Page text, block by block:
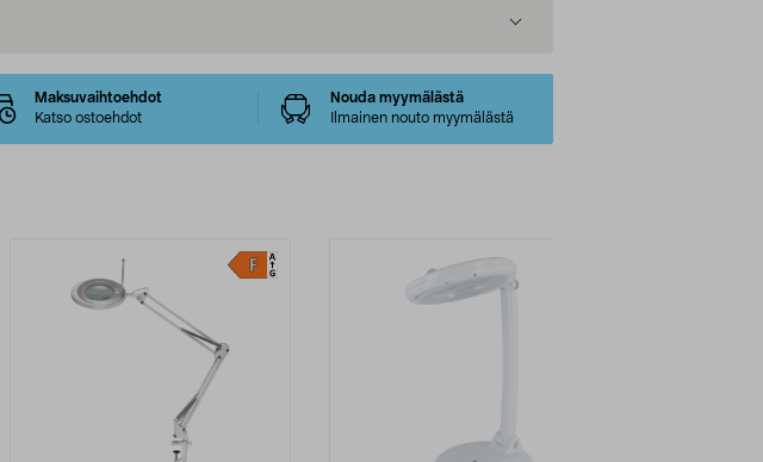
Maksuvaihtoehdot
Katso ostoehdot
Nouda myymälästä
Ilmainen nouto myymälästä